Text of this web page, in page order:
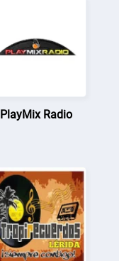
PlayMix Radio